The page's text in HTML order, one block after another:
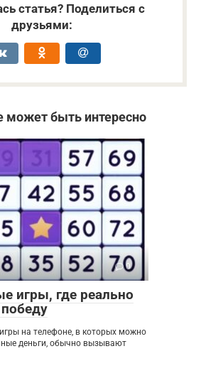
статья? Поделиться с
друзьями:
может быть интересно
0
игры, где реально
на телефоне, в которых можно
деньги, обычно вызывают